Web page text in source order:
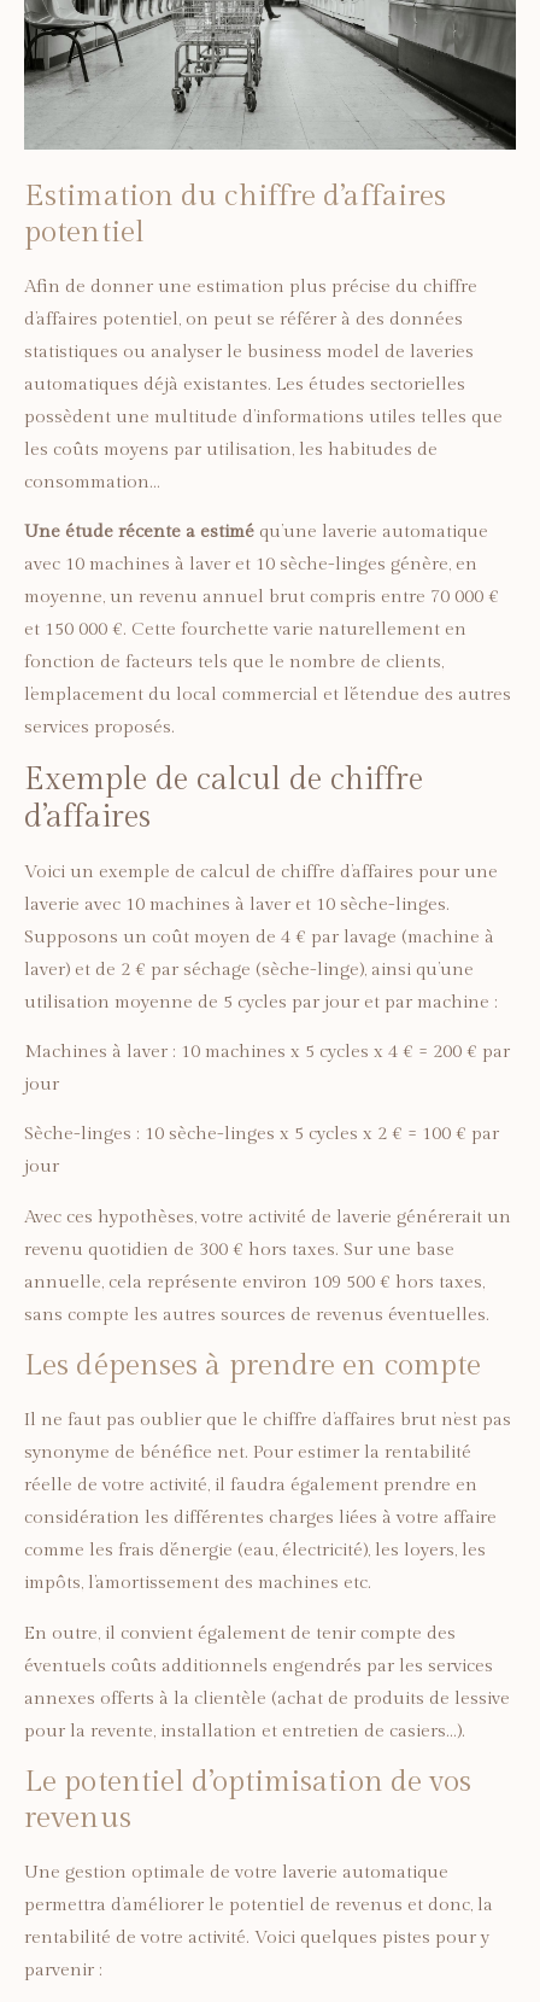
Estimation du chiffre d’affaires
potentiel
Afin de donner une estimation plus précise du chiffre
d’affaires potentiel, on peut se référer à des données
statistiques ou analyser le business model de laveries
automatiques déjà existantes. Les études sectorielles
possèdent une multitude d’informations utiles telles que
les coûts moyens par utilisation, les habitudes de
consommation…
Une étude récente a estimé qu’une laverie automatique
avec 10 machines à laver et 10 sèche-linges génère, en
moyenne, un revenu annuel brut compris entre 70 000 €
et 150 000 €. Cette fourchette varie naturellement en
fonction de facteurs tels que le nombre de clients,
l’emplacement du local commercial et l’étendue des autres
services proposés.
Exemple de calcul de chiffre
d’affaires
Voici un exemple de calcul de chiffre d’affaires pour une
laverie avec 10 machines à laver et 10 sèche-linges.
Supposons un coût moyen de 4 € par lavage (machine à
laver) et de 2 € par séchage (sèche-linge), ainsi qu’une
utilisation moyenne de 5 cycles par jour et par machine :
Machines à laver : 10 machines x 5 cycles x 4 € = 200 € par
jour
Sèche-linges : 10 sèche-linges x 5 cycles x 2 € = 100 € par
jour
Avec ces hypothèses, votre activité de laverie générerait un
revenu quotidien de 300 € hors taxes. Sur une base
annuelle, cela représente environ 109 500 € hors taxes,
sans compte les autres sources de revenus éventuelles.
Les dépenses à prendre en compte
Il ne faut pas oublier que le chiffre d’affaires brut n’est pas
synonyme de bénéfice net. Pour estimer la rentabilité
réelle de votre activité, il faudra également prendre en
considération les différentes charges liées à votre affaire
comme les frais d’énergie (eau, électricité), les loyers, les
impôts, l’amortissement des machines etc.
En outre, il convient également de tenir compte des
éventuels coûts additionnels engendrés par les services
annexes offerts à la clientèle (achat de produits de lessive
pour la revente, installation et entretien de casiers…).
Le potentiel d’optimisation de vos
revenus
Une gestion optimale de votre laverie automatique
permettra d’améliorer le potentiel de revenus et donc, la
rentabilité de votre activité. Voici quelques pistes pour y
parvenir :